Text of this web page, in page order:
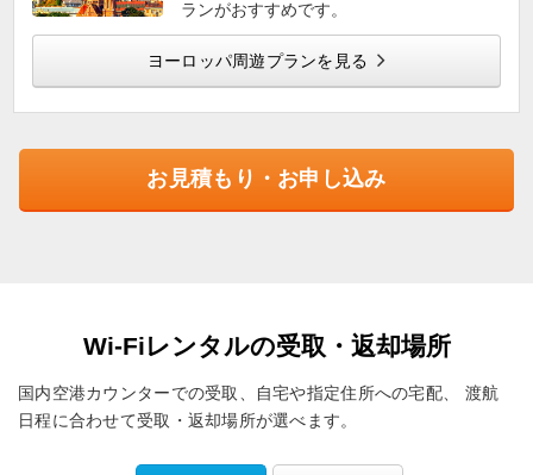
ランがおすすめです。
ヨーロッパ周遊プランを見る
お見積もり・お申し込み
Wi-Fiレンタルの受取・返却場所
国内空港カウンターでの受取、自宅や指定住所への宅配、
渡航
日程に合わせて受取・返却場所が選べます。